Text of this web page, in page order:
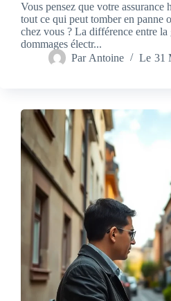
Vous pensez que votre assurance
tout ce qui peut tomber en panne
chez vous ? La différence entre la
dommages électr...
Par Antoine Le 31